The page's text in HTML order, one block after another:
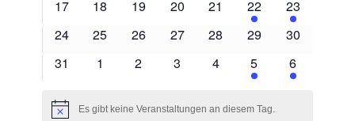
0
17
0
18
0
19
0
Veranstaltungen
20
0
Veranstaltungen
21
1
Veranstaltung
22
1
23
0
24
0
25
0
26
0
27
0
28
0
29
0
30
0
31
0
1
0
2
0
Veranstaltungen
3
0
Veranstaltungen
4
1
Veranstaltung
5
1
6
HinweisEs gibt keine Veranstaltungen an diesem Tag.